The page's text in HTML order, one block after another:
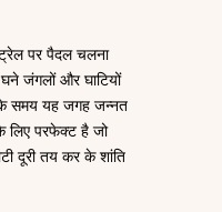
पर पैदल चलना
जंगलों और घाटियों
समय यह जगह जन्नत
लिए परफेक्ट है जो
दूरी तय कर के शांति